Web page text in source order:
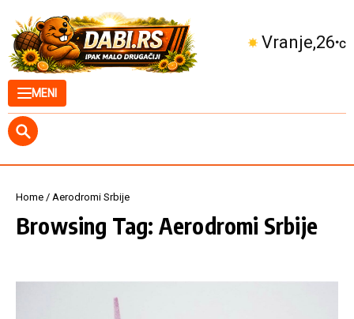
MENI
Kuršumlija 26°C
Home / Aerodromi Srbije
Browsing Tag: Aerodromi Srbije